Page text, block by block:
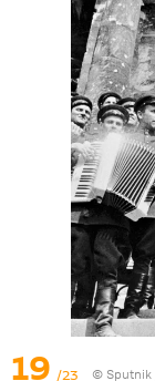
19 /23 © Sputnik